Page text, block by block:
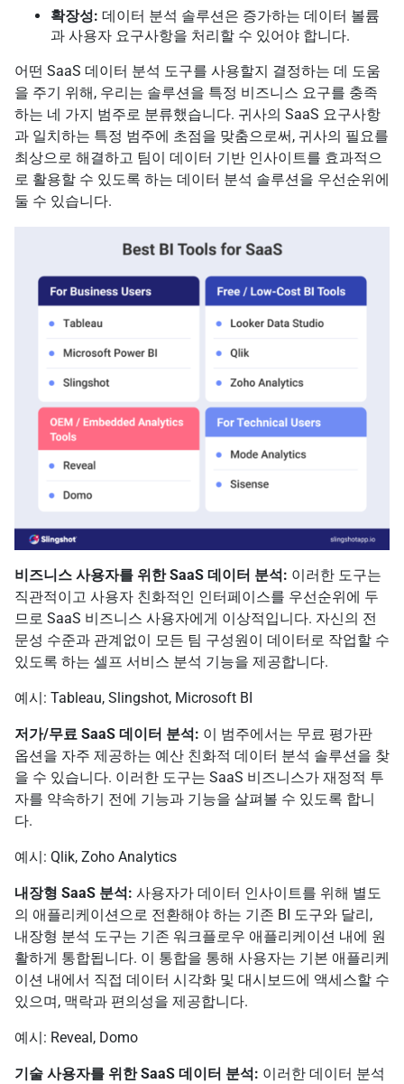
확장성: 데이터 분석 솔루션은 증가하는 데이터 볼륨
과 사용자 요구사항을 처리할 수 있어야 합니다.
어떤 SaaS 데이터 분석 도구를 사용할지 결정하는 데 도움
을 주기 위해, 우리는 솔루션을 특정 비즈니스 요구를 충족
하는 네 가지 범주로 분류했습니다. 귀사의 SaaS 요구사항
과 일치하는 특정 범주에 초점을 맞춤으로써, 귀사의 필요를
최상으로 해결하고 팀이 데이터 기반 인사이트를 효과적으
로 활용할 수 있도록 하는 데이터 분석 솔루션을 우선순위에
둘 수 있습니다.
비즈니스 사용자를 위한 SaaS 데이터 분석: 이러한 도구는
직관적이고 사용자 친화적인 인터페이스를 우선순위에 두
므로 SaaS 비즈니스 사용자에게 이상적입니다. 자신의 전
문성 수준과 관계없이 모든 팀 구성원이 데이터로 작업할 수
있도록 하는 셀프 서비스 분석 기능을 제공합니다.
예시: Tableau, Slingshot, Microsoft BI
저가/무료 SaaS 데이터 분석: 이 범주에서는 무료 평가판
옵션을 자주 제공하는 예산 친화적 데이터 분석 솔루션을 찾
을 수 있습니다. 이러한 도구는 SaaS 비즈니스가 재정적 투
자를 약속하기 전에 기능과 기능을 살펴볼 수 있도록 합니
다.
예시: Qlik, Zoho Analytics
내장형 SaaS 분석: 사용자가 데이터 인사이트를 위해 별도
의 애플리케이션으로 전환해야 하는 기존 BI 도구와 달리,
내장형 분석 도구는 기존 워크플로우 애플리케이션 내에 원
활하게 통합됩니다. 이 통합을 통해 사용자는 기본 애플리케
이션 내에서 직접 데이터 시각화 및 대시보드에 액세스할 수
있으며, 맥락과 편의성을 제공합니다.
예시: Reveal, Domo
기술 사용자를 위한 SaaS 데이터 분석: 이러한 데이터 분석